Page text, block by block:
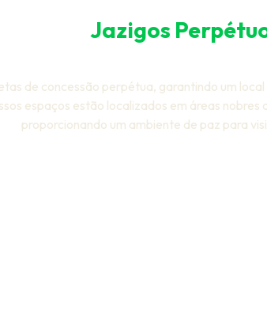
Jazigos
de concessão perpétua, garantindo um
espaços estão localizados em áreas
proporcionando um ambiente de paz para